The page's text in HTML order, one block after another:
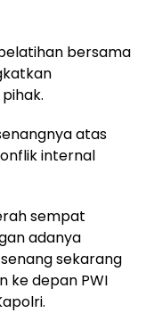
bersama
atas
internal
sempat
adanya
sekarang
ke depan PWI